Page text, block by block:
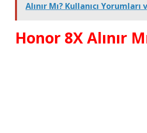
Alınır Mı? Kullanıcı
Honor 8X Alınır